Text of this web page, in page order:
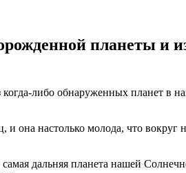
планеты и
либо обнаруженных планет в
она настолько молода, что вокруг
дальняя планета нашей